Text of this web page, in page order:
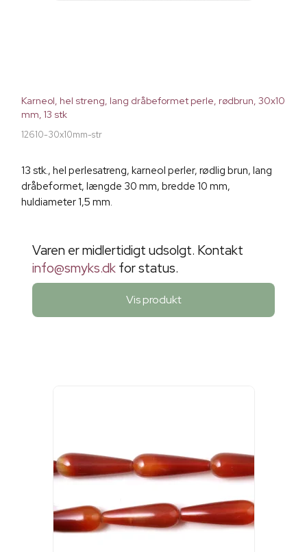
Karneol, hel streng, lang dråbeformet perle, rødbrun, 30x10
mm, 13 stk
12610-30x10mm-str
13 stk., hel perlesatreng, karneol perler, rødlig brun, lang
dråbeformet, længde 30 mm, bredde 10 mm,
huldiameter 1,5 mm.
Varen er midlertidigt udsolgt. Kontakt
info@smyks.dk for status.
Vis produkt